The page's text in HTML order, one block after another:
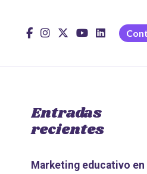
Entradas
recientes
Marketing educativo en